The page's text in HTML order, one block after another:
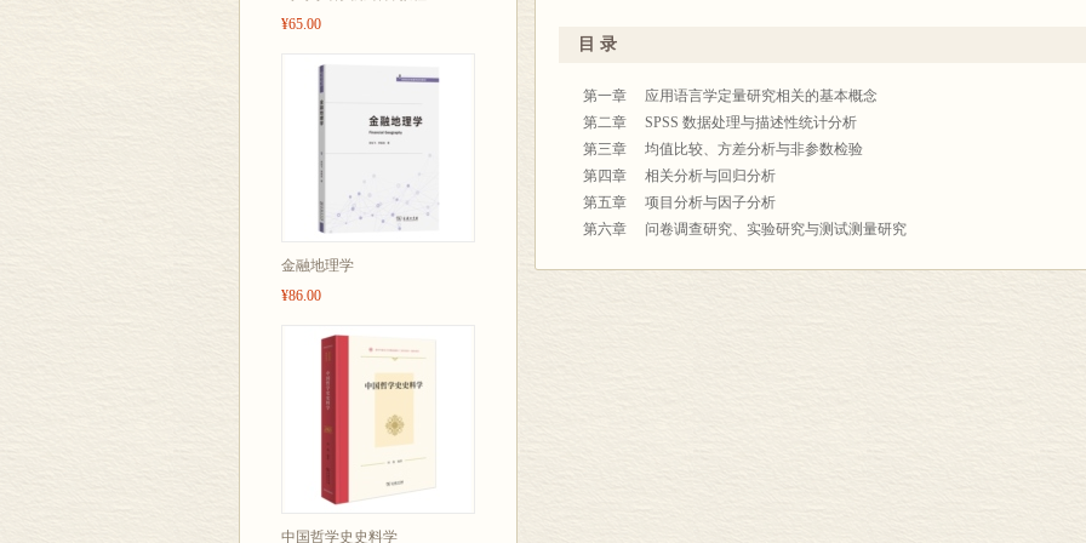
¥65.00
金融地理学
¥86.00
中国哲学史史料学
目 录
第一章 应用语言学定量研究相关的基本概念
第二章 SPSS 数据处理与描述性统计分析
第三章 均值比较、方差分析与非参数检验
第四章 相关分析与回归分析
第五章 项目分析与因子分析
第六章 问卷调查研究、实验研究与测试测量研究